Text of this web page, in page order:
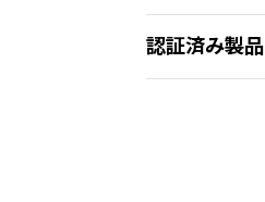
認証済み製品